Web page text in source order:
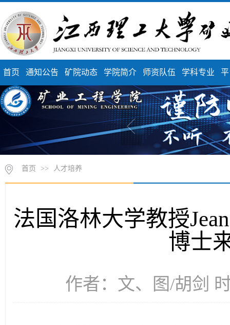
首页 通知公告 矿院动态 学院简介 师资队伍 学科专业
首页 >> 人才培养
法国洛林大学教授
博士
作者：文、图/胡剑